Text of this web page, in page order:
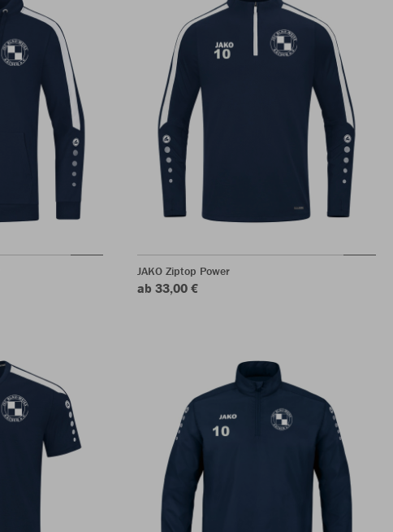
JAKO Ziptop Power
ab 33,00 €